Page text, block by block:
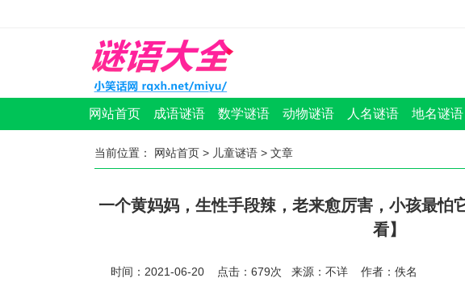
网站首页 成语谜语 数学谜语 动物谜语 人名谜语 地名谜语
当前位置： 网站首页 > 儿童谜语 > 文章
一个黄妈妈，生性手段辣，老来愈厉害，小孩最怕
看】
时间：2021-06-20 点击： 679次 来源：不详 作者：佚名